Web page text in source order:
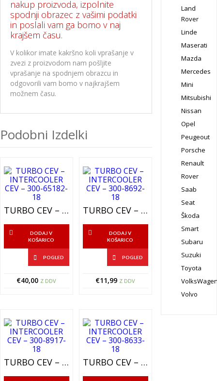
nakup proizvoda, izpolnite
spodnji obrazec z vašimi podatki
in poslali vam ga bomo v naj
krajšem času.
V kolikor imate kakršno koli vprašanje v
zvezi z proizvodom nam pošljite
vprašanje na spodnjem obrazcu in
odgovorili vam bomo v najkrajšem
možnem času.
Podobni Izdelki
TURBO CEV – INTERCOOLER CEV – 300-65182-18
DODAJ V
KOŠARICO
POGLED
€40,00 Z DDV
TURBO CEV – INTERCOOLER CEV – 300-8692-18
DODAJ V
KOŠARICO
POGLED
€11,99 Z DDV
TURBO CEV – INTERCOOLER CEV – 300-8917-18 TURBO CEV – INTERCOOLER CEV – 300-8633-18
Land
Rover
Linde
Maserati
Mazda
Mercedes
Mini
Mitsubishi
Nissan
Opel
Peugeout
Porsche
Renault
Rover
Saab
Seat
Škoda
Smart
Subaru
Suzuki
Toyota
Volvo